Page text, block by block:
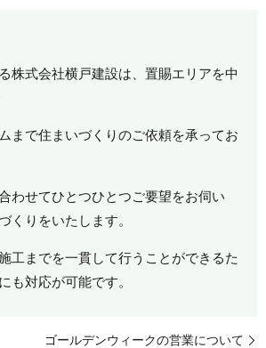
株式会社横戸建設は、置賜エリアを中
まで住まいづくりのご依頼を承ってお
わせてひとつひとつご要望をお伺い
くりをいたします。
工までを一貫して行うことができるた
も対応が可能です。
ゴールデンウィークの営業について